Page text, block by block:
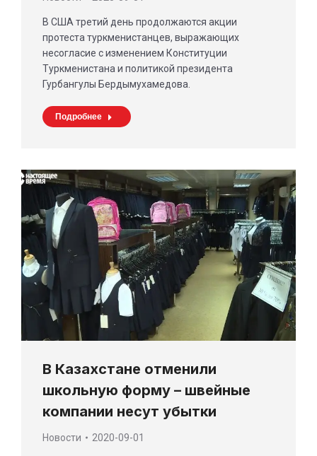
В США третий день продолжаются акции
протеста туркменистанцев, выражающих
несогласие с изменением Конституции
Туркменистана и политикой президента
Гурбангулы Бердымухамедова.
Подробнее
В Казахстане отменили
школьную форму – швейные
компании несут убытки
Новости 2020-09-01